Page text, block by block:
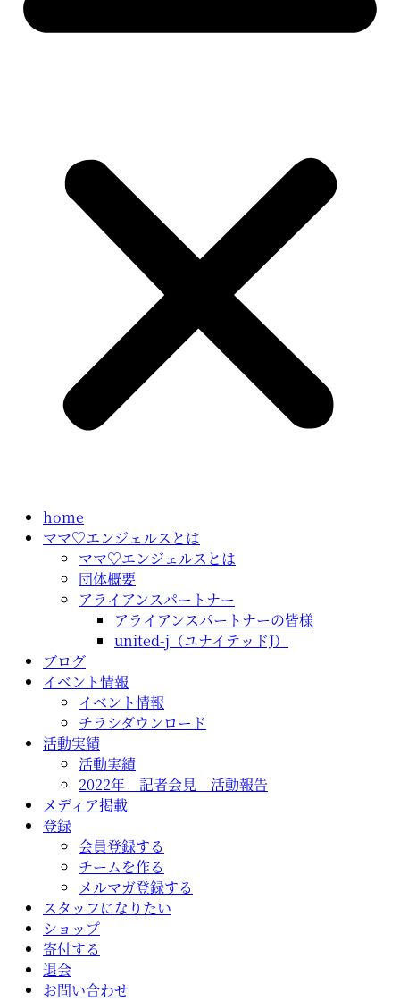
home
ママ♡エンジェルスとは
ママ♡エンジェルスとは
団体概要
アライアンスパートナー
アライアンスパートナーの皆様
united-j（ユナイテッドJ）
ブログ
イベント情報
イベント情報
チラシダウンロード
活動実績
活動実績
2022年 記者会見 活動報告
メディア掲載
登録
会員登録する
チームを作る
メルマガ登録する
スタッフになりたい
ショップ
寄付する
退会
お問い合わせ